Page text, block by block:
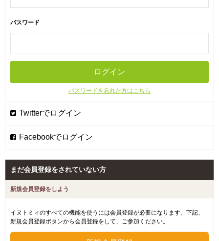
パスワード
パスワードを忘れた方はこちら
まだ会員登録をされていない方
新規会員登録をしよう
イヌトミィのすべての機能を使うには会員登録が必要になります。下記、
新規会員登録ボタンから会員登録をして、ご参加ください。